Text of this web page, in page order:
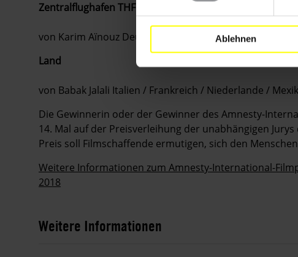
Ablehnen
Zentralflughafen THF
von Karim Aïnouz Deutschland / Frankreich / Brasilien
Land
von Babak Jalali Italien / Frankreich / Niederlande /
Die Gewinnerin oder der Gewinner des Amnesty-
14. Mal auf der Preisverleihung der unabhängigen
Preis soll Filmschaffende ermutigen, sich den
Weitere Informationen zum Amnesty-International-
2018
Weitere Informationen